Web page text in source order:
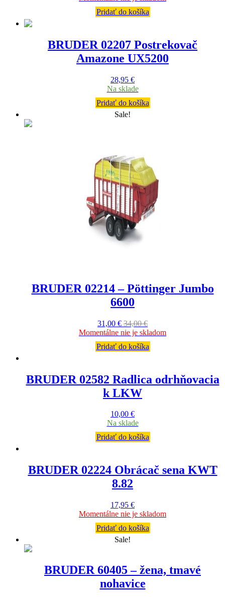
Pridať do košíka
BRUDER 02207 Postrekovač
Amazone UX5200
28,95 €
Na sklade
Pridať do košíka
Sale!
BRUDER 02214 – Pöttinger Jumbo
6600
31,00 € 34,00€
Momentálne nie je skladom
Pridať do košíka
BRUDER 02582 Radlica odrhňovacia
k LKW
10,00 €
Na sklade
Pridať do košíka
BRUDER 02224 Obrácač sena KWT
8.82
17,95 €
Momentálne nie je skladom
Pridať do košíka
Sale!
BRUDER 60405 – žena, tmavé
nohavice